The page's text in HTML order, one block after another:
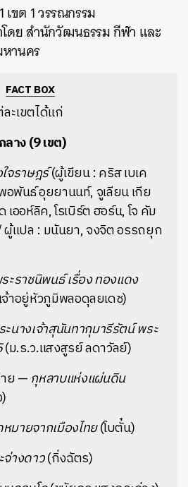
ขต 1 วรรณกรรม
ดย สำนักวัฒนธรรม กีฬา และ
หานคร
FACT BOX
ะเขตได้แก่
าง (9 เขต)
จราษฎร์(ผู้เขียน : คริส เบเค
พันธ์ อุยยานนท์, จูเลียน เกีย
เออห์ลิค, โรเบิร์ต ฮอร์น, โจ คัม
/ ผู้แปล : มนันยา, จงจิต อรรถยุก
ะราชนิพนธ์ เรื่อง ทองแดง
าอยู่หัวภูมิพลอดุลยเดช)
นางเจ้าสุนันทากุมารีรัตน์ พระ
(ม.ร.ว.แสงสูรย์ ลดาวัลย์)
ย — กุหลาบแห่งแผ่นดิน
มายจากเมืองไทย(โบตั๋น)
างดาว(กิ่งฉัตร)